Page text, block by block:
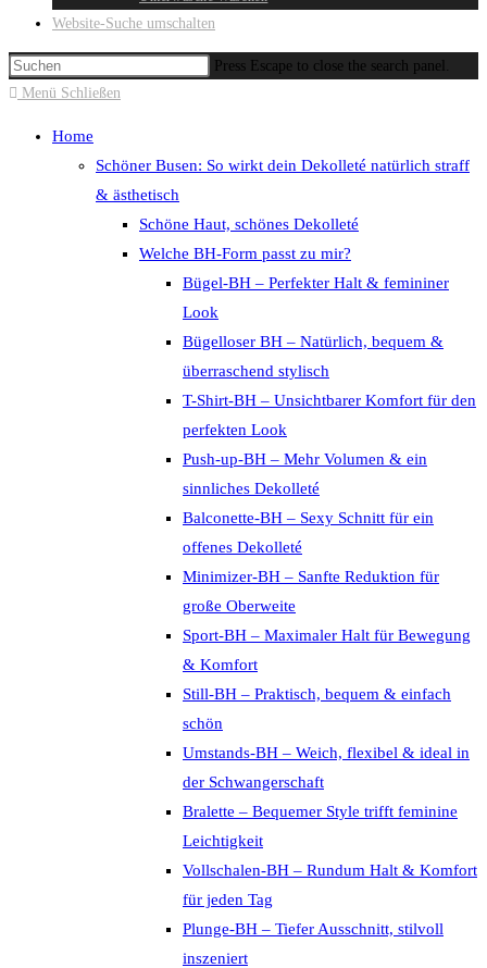
Website-Suche umschalten
Press Escape to close the search panel.
Menü Schließen
Home
Schöner Busen: So wirkt dein Dekolleté natürlich straff
& ästhetisch
Schöne Haut, schönes Dekolleté
Welche BH-Form passt zu mir?
Bügel-BH – Perfekter Halt & femininer
Look
Bügelloser BH – Natürlich, bequem &
überraschend stylisch
T-Shirt-BH – Unsichtbarer Komfort für den
perfekten Look
Push-up-BH – Mehr Volumen & ein
sinnliches Dekolleté
Balconette-BH – Sexy Schnitt für ein
offenes Dekolleté
Minimizer-BH – Sanfte Reduktion für
große Oberweite
Sport-BH – Maximaler Halt für Bewegung
& Komfort
Still-BH – Praktisch, bequem & einfach
schön
Umstands-BH – Weich, flexibel & ideal in
der Schwangerschaft
Bralette – Bequemer Style trifft feminine
Leichtigkeit
Vollschalen-BH – Rundum Halt & Komfort
für jeden Tag
Plunge-BH – Tiefer Ausschnitt, stilvoll
inszeniert